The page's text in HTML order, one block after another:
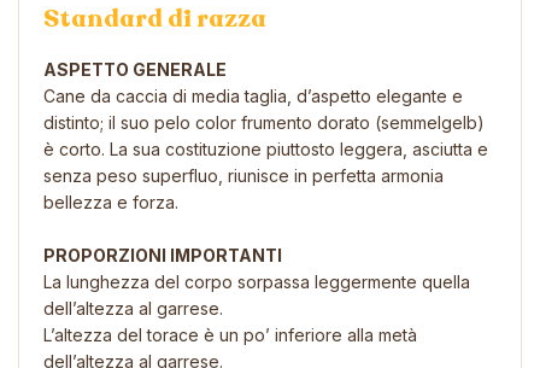
Standard di razza
ASPETTO GENERALE
Cane da caccia di media taglia, d’aspetto elegante e
distinto; il suo pelo color frumento dorato (semmelgelb)
è corto. La sua costituzione piuttosto leggera, asciutta e
senza peso superfluo, riunisce in perfetta armonia
bellezza e forza.
PROPORZIONI IMPORTANTI
La lunghezza del corpo sorpassa leggermente quella
dell’altezza al garrese.
L’altezza del torace è un po’ inferiore alla metà
dell’altezza al garrese.